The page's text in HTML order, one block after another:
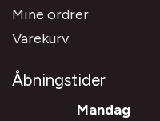
Mine ordrer
Varekurv
Åbningstider
Mandag